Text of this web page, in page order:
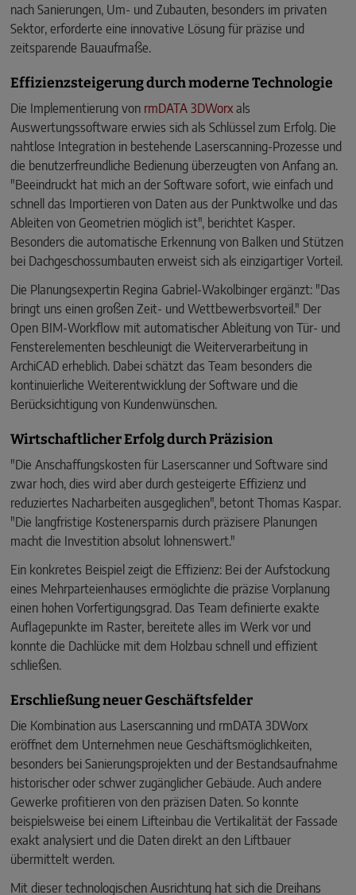
nach Sanierungen, Um- und Zubauten, besonders im privaten
Sektor, erforderte eine innovative Lösung für präzise und
zeitsparende Bauaufmaße.
Effizienzsteigerung durch moderne Technologie
Die Implementierung von rmDATA 3DWorx als
Auswertungssoftware erwies sich als Schlüssel zum Erfolg. Die
nahtlose Integration in bestehende Laserscanning-Prozesse und
die benutzerfreundliche Bedienung überzeugten von Anfang an.
"Beeindruckt hat mich an der Software sofort, wie einfach und
schnell das Importieren von Daten aus der Punktwolke und das
Ableiten von Geometrien möglich ist", berichtet Kasper.
Besonders die automatische Erkennung von Balken und Stützen
bei Dachgeschossumbauten erweist sich als einzigartiger Vorteil.
Die Planungsexpertin Regina Gabriel-Wakolbinger ergänzt: "Das
bringt uns einen großen Zeit- und Wettbewerbsvorteil." Der
Open BIM-Workflow mit automatischer Ableitung von Tür- und
Fensterelementen beschleunigt die Weiterverarbeitung in
ArchiCAD erheblich. Dabei schätzt das Team besonders die
kontinuierliche Weiterentwicklung der Software und die
Berücksichtigung von Kundenwünschen.
Wirtschaftlicher Erfolg durch Präzision
"Die Anschaffungskosten für Laserscanner und Software sind
zwar hoch, dies wird aber durch gesteigerte Effizienz und
reduziertes Nacharbeiten ausgeglichen", betont Thomas Kaspar.
"Die langfristige Kostenersparnis durch präzisere Planungen
macht die Investition absolut lohnenswert."
Ein konkretes Beispiel zeigt die Effizienz: Bei der Aufstockung
eines Mehrparteienhauses ermöglichte die präzise Vorplanung
einen hohen Vorfertigungsgrad. Das Team definierte exakte
Auflagepunkte im Raster, bereitete alles im Werk vor und
konnte die Dachlücke mit dem Holzbau schnell und effizient
schließen.
Erschließung neuer Geschäftsfelder
Die Kombination aus Laserscanning und rmDATA 3DWorx
eröffnet dem Unternehmen neue Geschäftsmöglichkeiten,
besonders bei Sanierungsprojekten und der Bestandsaufnahme
historischer oder schwer zugänglicher Gebäude. Auch andere
Gewerke profitieren von den präzisen Daten. So konnte
beispielsweise bei einem Lifteinbau die Vertikalität der Fassade
exakt analysiert und die Daten direkt an den Liftbauer
übermittelt werden.
Mit dieser technologischen Ausrichtung hat sich die Dreihans